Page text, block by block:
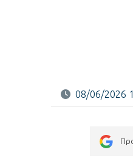
08/06/2026